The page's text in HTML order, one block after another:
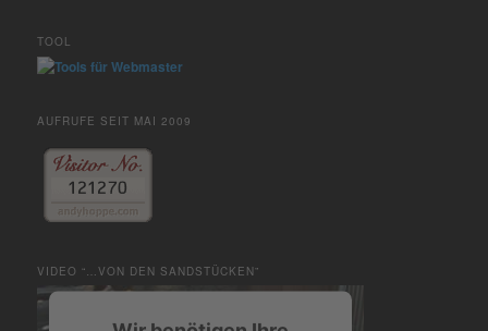
TOOL
AUFRUFE SEIT MAI 2009
VIDEO “…VON DEN SANDSTÜCKEN”